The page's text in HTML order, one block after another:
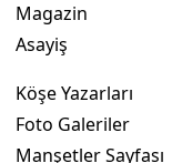
Magazin
Asayiş
Köşe Yazarları
Foto Galeriler
Manşetler Sayfası